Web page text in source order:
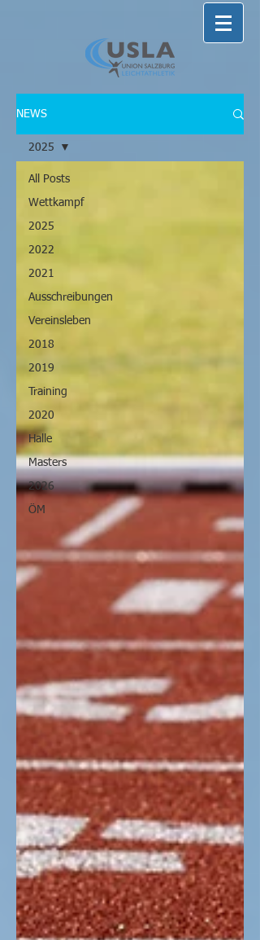
NEWS
All Posts
Wettkampf
2025
2022
2021
Ausschreibungen
Vereinsleben
2018
2019
Training
2020
Halle
Masters
2026
ÖM
2025